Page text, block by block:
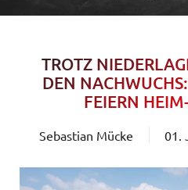
TROTZ
DEN
FEIERN
Sebastian Mücke 01.